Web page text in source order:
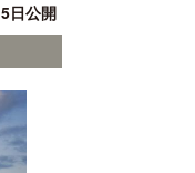
日公開